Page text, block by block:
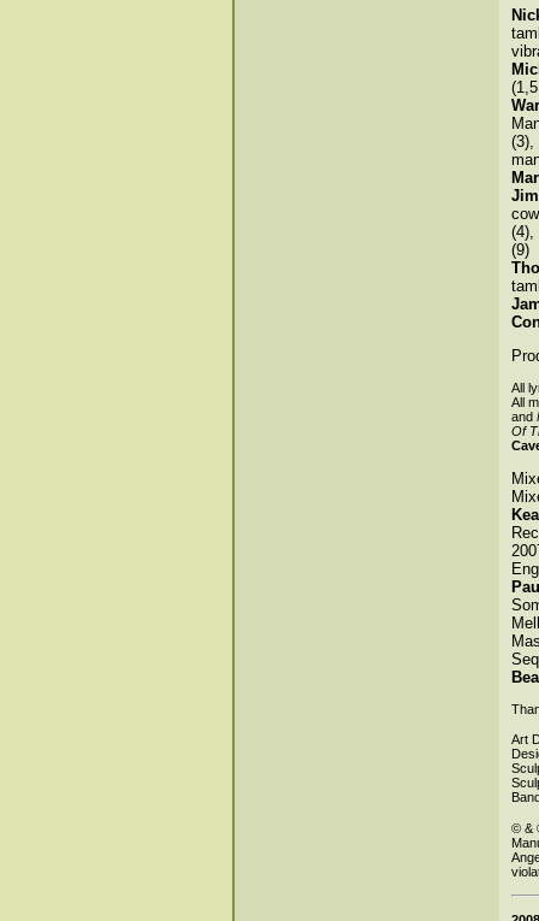
(3),
(4),
(9)
All
All
and
Of
Art
© &